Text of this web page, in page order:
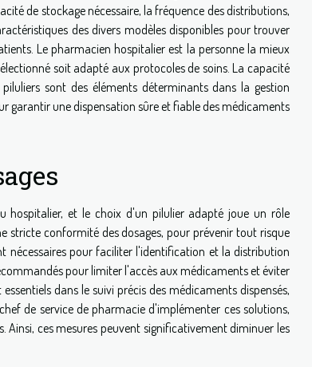
de stockage nécessaire, la fréquence des distributions,
des divers modèles disponibles pour trouver
Le pharmacien hospitalier est la personne la mieux
soit adapté aux protocoles de soins. La capacité
sont des éléments déterminants dans la gestion
garantir une dispensation sûre et fiable des médicaments
hospitalier, et le choix d'un pilulier adapté joue un rôle
stricte conformité des dosages, pour prévenir tout risque
nécessaires pour faciliter l'identification et la distribution
pour limiter l'accès aux médicaments et éviter
dans le suivi précis des médicaments dispensés,
de service de pharmacie d'implémenter ces solutions,
ces mesures peuvent significativement diminuer les